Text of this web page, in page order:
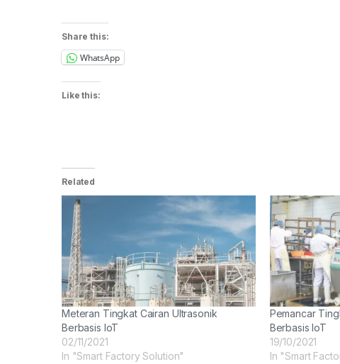
Share this:
WhatsApp
Like this:
Related
Meteran Tingkat Cairan Ultrasonik
Berbasis IoT
02/11/2021
In "Smart Factory Solution"
Pemancar
Berbasis IoT
19/10/2021
In "Smart